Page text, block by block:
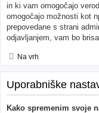
in ki vam omogočajo
omogočajo možnosti kot
prepovedane s strani
odjavljanjem, vam bo
Na vrh
Uporabniške
Kako spremenim svoje